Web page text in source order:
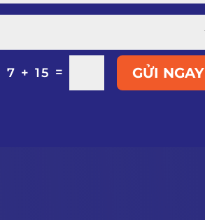
7 + 15 = GỬI NGAY